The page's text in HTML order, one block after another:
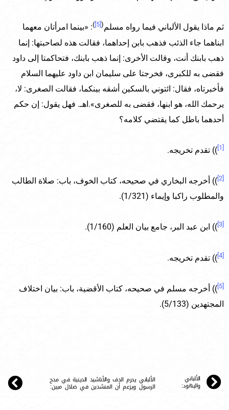
ثم ماذا يقول الألباني فيما رواه مسلم(
): «بينما امرأتان معهما
ابناهما جاء الذئب فذهب بابن إحداهما، فقالت هذه لصاحبتها: إنما
ذهب بابنك أنت، وقالت الأخرى: إنما ذهب بابنك، فتحاكمتا إلى داود
فقضى به للكبرى، فخرجتا على سليمان ابن داود عليهما السلام
فأخبرتاه، فقال: ائتوني بالسكين أشقه بينكما، فقالت الصغرى: لا،
يرحمك الله، هو ابنها، فقضى به للصغرى».اهـ. فهل يقول: إن حكم
أحدهما باطل كما يقتضي كلامه؟
[1] )) تقدم تخريجه.
)) أخرجه البخاري في صحيحه، كتاب الخوف، باب: صلاة الطالب
والمطلوب راكبا وإيماء (1/321).
)) ابن عبد البر، جامع بيان العلم (1/160).
[4] )) تقدم تخريجه.
)) أخرجه مسلم في صحيحه، كتاب الأقضية، باب: بيان اختلاف
المجتهدين (5/133).
الألباني
واليهود:
الألباني يحرم الدف والأناشيد الدينية في مدح
الرسول ويزعم أن المنشدين في ضلال مبين: